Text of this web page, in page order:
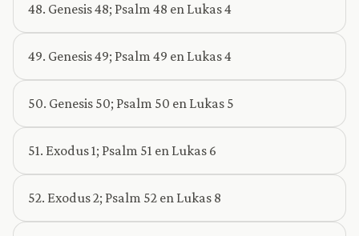
48. Genesis 48; Psalm 48 en Lukas 4
49. Genesis 49; Psalm 49 en Lukas 4
50. Genesis 50; Psalm 50 en Lukas 5
51. Exodus 1; Psalm 51 en Lukas 6
52. Exodus 2; Psalm 52 en Lukas 8